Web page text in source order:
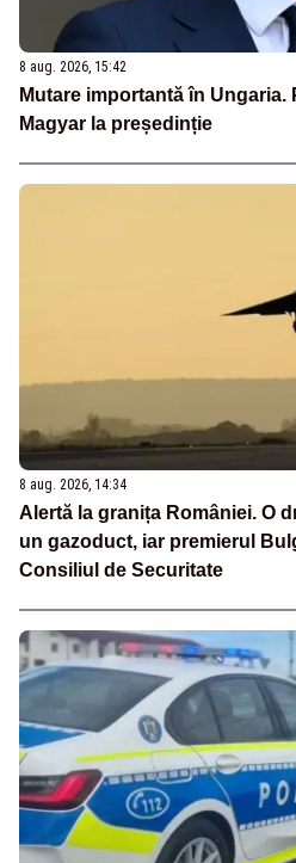
8 aug. 2026, 15:42
Mutare importantă în Ungaria.
Magyar la președinție
8 aug. 2026, 14:34
Alertă la granița României. O
un gazoduct, iar premierul
Consiliul de Securitate